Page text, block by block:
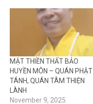
MẬT THIỀN THẤT BẢO
HUYỀN MÔN – QUÁN PHẬT
TÁNH, QUÁN TÂM THIỆN
LÀNH
November 9, 2025